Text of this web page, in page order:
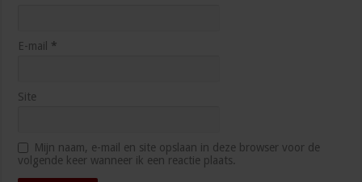
E-mail *
Site
Mijn naam, e-mail en site opslaan in deze browser voor de
volgende keer wanneer ik een reactie plaats.